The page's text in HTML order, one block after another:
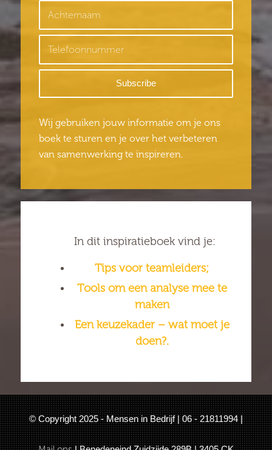
Wij gebruiken jouw informatie om je ons
boek te sturen en je over het verbeteren
van samenwerking te inspireren.
In dit inspiratieboek vind je:
Tips voor teamleiders;
Tools om een analyse mee te
maken
Een keuzekader – wat moet je
doen?.
© Copyright 2025 - Mensen in Bedrijf | 06 - 21811994 |